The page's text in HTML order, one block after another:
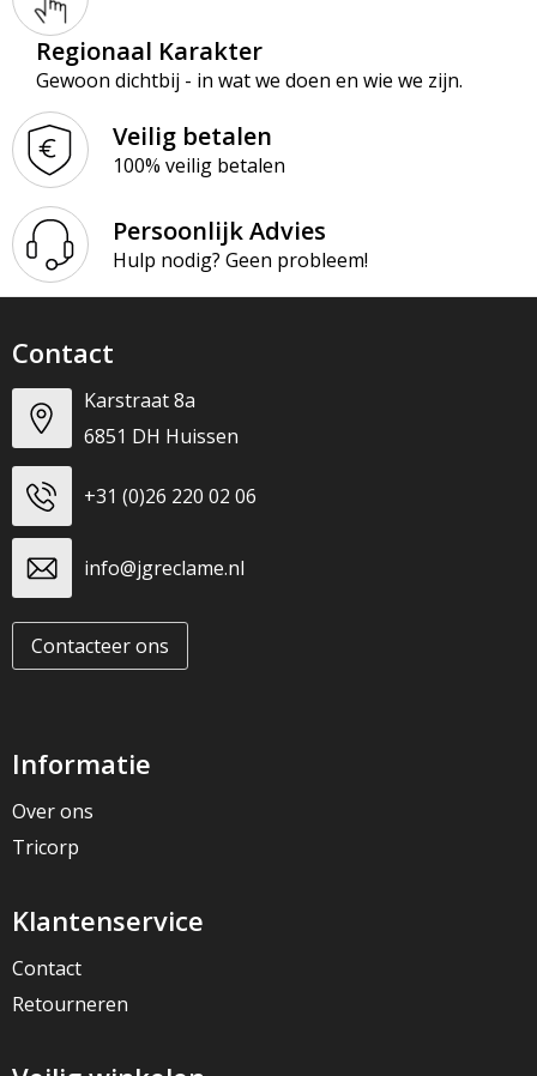
Regionaal Karakter
Gewoon dichtbij - in wat we doen en wie we zijn.
Veilig betalen
100% veilig betalen
Persoonlijk Advies
Hulp nodig? Geen probleem!
Contact
Karstraat 8a
6851 DH Huissen
+31 (0)26 220 02 06
info@jgreclame.nl
Contacteer ons
Informatie
Over ons
Tricorp
Klantenservice
Contact
Retourneren